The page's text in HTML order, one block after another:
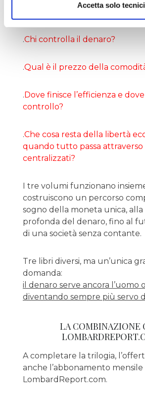
Accetta solo tecnici
.Chi controlla il denaro?
.Qual è il prezzo della
.Dove finisce l’efficienza e dove
controllo?
.Che cosa resta della libertà
quando tutto passa attraverso
centralizzati?
I tre volumi funzionano
costruiscono un percorso
sogno della moneta unica, alla
profonda del denaro, fino al
di una società senza contante.
Tre libri diversi, ma un’unica
domanda:
il denaro serve ancora l’uomo
diventando sempre più servo
LA COMBINAZIONE
A completare la trilogia,
anche l’abbonamento mensile
LombardReport.com.